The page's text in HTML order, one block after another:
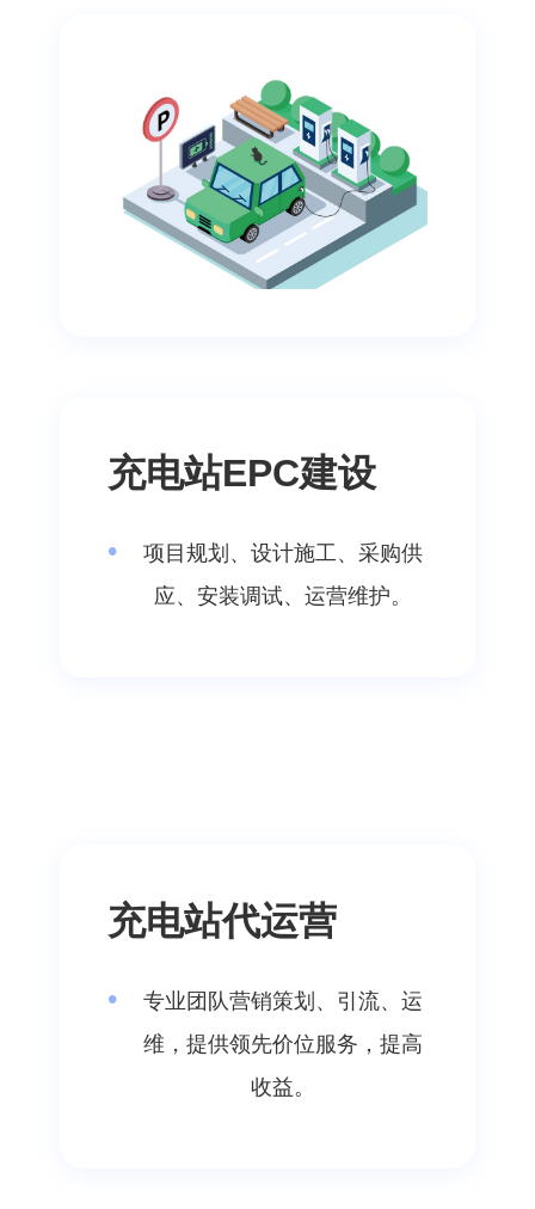
充电站EPC建设
项目规划、设计施工、采购供
应、安装调试、运营维护。
充电站代运营
专业团队营销策划、引流、运
维，提供领先价位服务，提高
收益。